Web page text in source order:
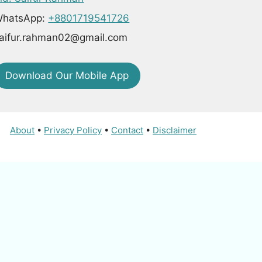
+8801719541726
Download Our Mobile App
About • Privacy Policy • Contact • Disclaimer